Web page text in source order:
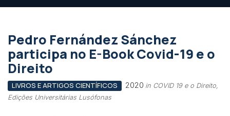
Pedro Fernández Sánchez
participa no E-Book Covid-19 e o
Direito
LIVROS E ARTIGOS CIENTÍFICOS 2020 in COVID 19 e o Direito,
Edições Universitárias Lusófonas